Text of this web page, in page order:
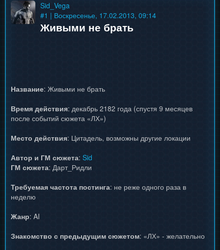
Sid_Vega
#1 | Воскресенье, 17.02.2013, 09:14
Живыми не брать
Название: Живыми не брать
Время действия: декабрь 2182 года (спустя 9 месяцев
после событий сюжета «ЛХ»)
Место действия: Цитадель, возможны другие локации
Автор и ГМ сюжета: Sid
ГМ сюжета: Дарт_Ридли
Требуемая частота постинга: не реже одного раза в
неделю
Жанр: AI
Знакомство с предыдущим сюжетом: «ЛХ» - желательно